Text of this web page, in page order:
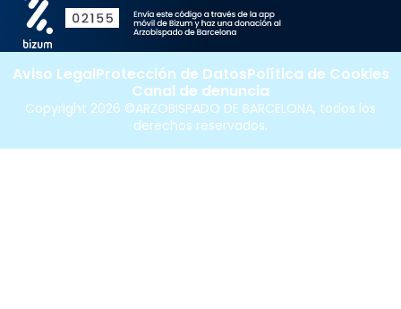
Copyright 2026 ©ARZOBISPADO DE BARCELONA, todos los
derechos reservados.
Aviso LegalProtección de DatosPolítica de Cookies
Canal de denuncia